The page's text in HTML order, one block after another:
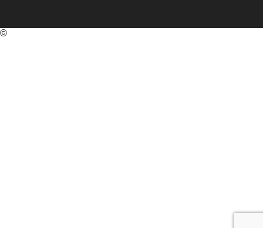
©